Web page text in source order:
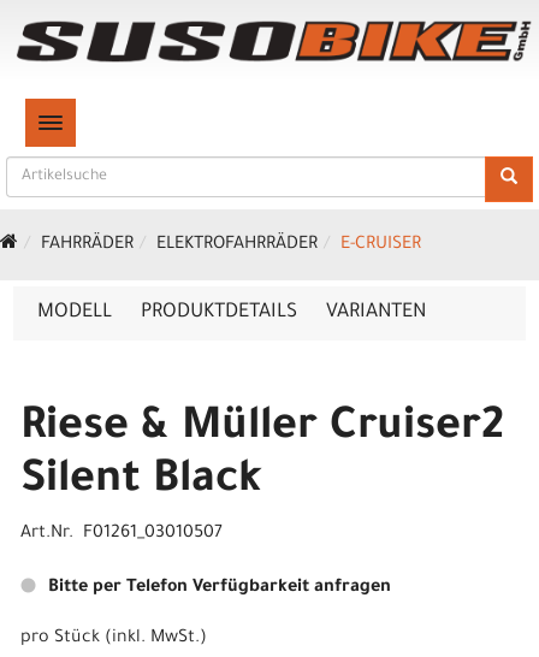
TOGGLE NAVIGATION
FAHRRÄDER ELEKTROFAHRRÄDER E-CRUISER
MODELL PRODUKTDETAILS VARIANTEN
Riese & Müller Cruiser2
Silent Black
Art.Nr. F01261_03010507
Bitte per Telefon Verfügbarkeit anfragen
pro Stück (inkl. MwSt.)